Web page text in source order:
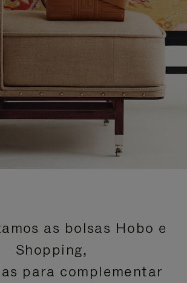
as bolsas Hobo e
Shopping,
para complementar